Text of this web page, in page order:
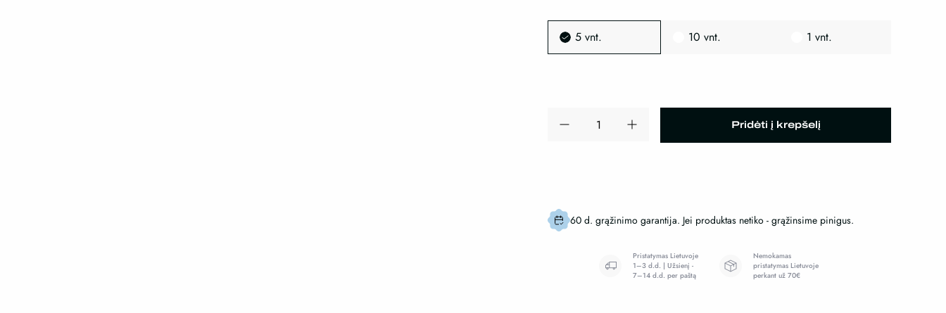
5 vnt. 10 vnt. 1 vnt.
veido
kaukė
Pridėti į krepšelį
60 d. grąžinimo garantija. Jei produktas netiko - grąžinsime pinigus.
Pristatymas Lietuvoje
1–3 d.d. | Užsienį -
7–14 d.d. per paštą
Nemokamas
pristatymas Lietuvoje
perkant už 70€